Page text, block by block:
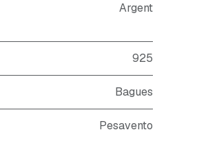
Argent
925
Bagues
Pesavento